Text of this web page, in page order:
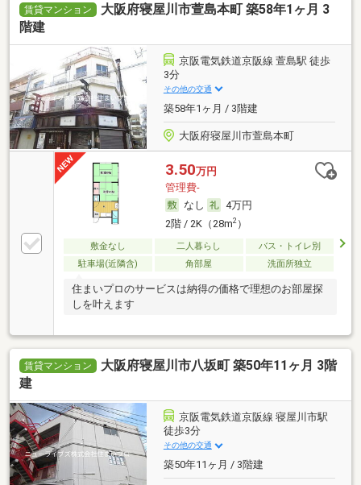
賃貸マンション
大阪府寝屋川市萱島本町 築58年1ヶ月 3
階建
京阪電気鉄道京阪線 萱島駅 徒歩
3分
その他の交通
築58年1ヶ月 / 3階建
大阪府寝屋川市萱島本町
3.50万円
管理費-
なし
4万円
2階 / 2K（28m2）
敷金なし 二人暮らし
バス・トイレ別
駐車場(近隣含)
角部屋 洗面所独立
住まいプロのサービスは納得の価格で理想のお部屋探
しを叶えます
賃貸マンション
大阪府寝屋川市八坂町 築50年11ヶ月 3階
建
京阪電気鉄道京阪線 寝屋川市駅
徒歩3分
その他の交通
築50年11ヶ月 / 3階建